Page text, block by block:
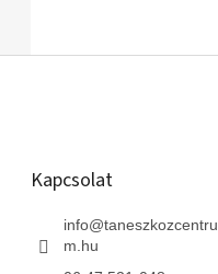
Kapcsolat
info@taneszkozcentru
m.hu